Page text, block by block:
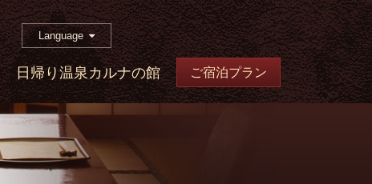
Language
日帰り温泉カルナの館 ご宿泊プラン